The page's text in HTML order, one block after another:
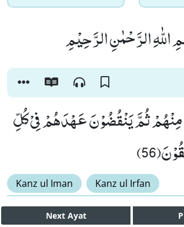
اللّٰهِ الرَّحْمٰنِ الرَّحِیْمِ
ثُمَّ یَنْقُضُوْنَ عَهْدَهُمْ فِیْ كُلِّ
Kanz ul Iman Kanz ul Irfan
Next Ayat